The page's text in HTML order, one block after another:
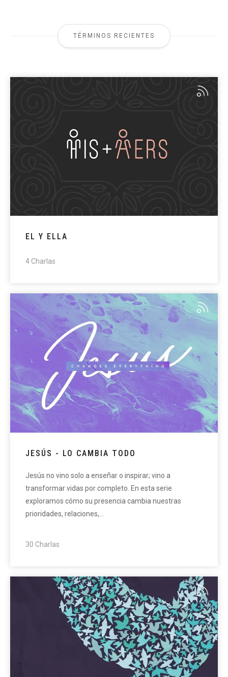
TÉRMINOS RECIENTES
EL Y ELLA
4 Charlas
JESÚS - LO CAMBIA TODO
Jesús no vino solo a enseñar o inspirar; vino a
transformar vidas por completo. En esta serie
exploramos cómo su presencia cambia nuestras
prioridades, relaciones,…
30 Charlas